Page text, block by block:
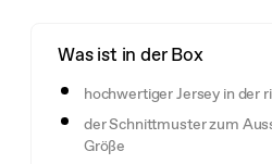
Was ist in der Box
hochwertiger Jersey in der
der Schnittmuster zum
Größe